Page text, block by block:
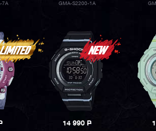
7A GMA-S2200-1A
14 990P